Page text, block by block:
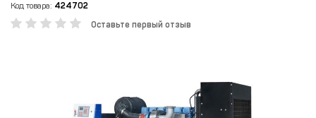
Код товара: 424702
Оставьте первый отзыв